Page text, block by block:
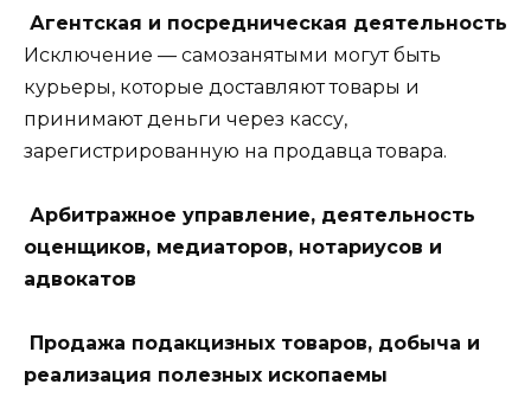
Агентская и посредническая деятельность
Исключение — самозанятыми могут быть
курьеры, которые доставляют товары и
принимают деньги через кассу,
зарегистрированную на продавца товара.
Арбитражное управление, деятельность
оценщиков, медиаторов, нотариусов и
адвокатов
Продажа подакцизных товаров, добыча и
реализация полезных ископаемы